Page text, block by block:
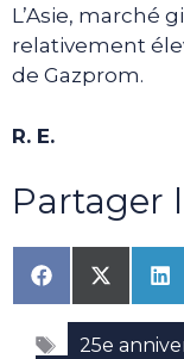
L’Asie, marché
relativement
de Gazprom.
R. E.
Partager
Share
on
Facebook
Share
on
X
Étiquettes
25e